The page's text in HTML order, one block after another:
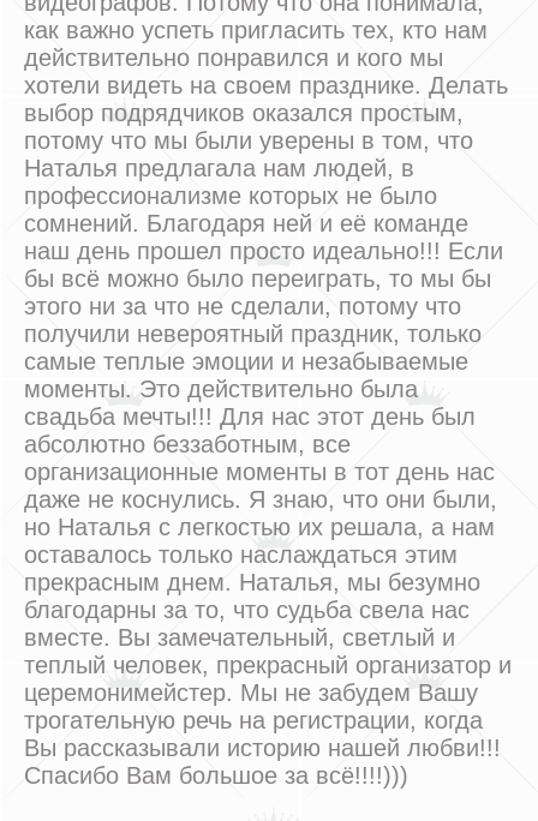
как важно успеть пригласить тех, кто нам
действительно понравился и кого мы
хотели видеть на своем празднике. Делать
выбор подрядчиков оказался простым,
потому что мы были уверены в том, что
Наталья предлагала нам людей, в
профессионализме которых не было
сомнений. Благодаря ней и её команде
наш день прошел просто идеально!!! Если
бы всё можно было переиграть, то мы бы
этого ни за что не сделали, потому что
получили невероятный праздник, только
самые теплые эмоции и незабываемые
моменты. Это действительно была
свадьба мечты!!! Для нас этот день был
абсолютно беззаботным, все
организационные моменты в тот день нас
даже не коснулись. Я знаю, что они были,
но Наталья с легкостью их решала, а нам
оставалось только наслаждаться этим
прекрасным днем. Наталья, мы безумно
благодарны за то, что судьба свела нас
вместе. Вы замечательный, светлый и
теплый человек, прекрасный организатор и
церемонимейстер. Мы не забудем Вашу
трогательную речь на регистрации, когда
Вы рассказывали историю нашей любви!!!
Спасибо Вам большое за всё!!!!)))